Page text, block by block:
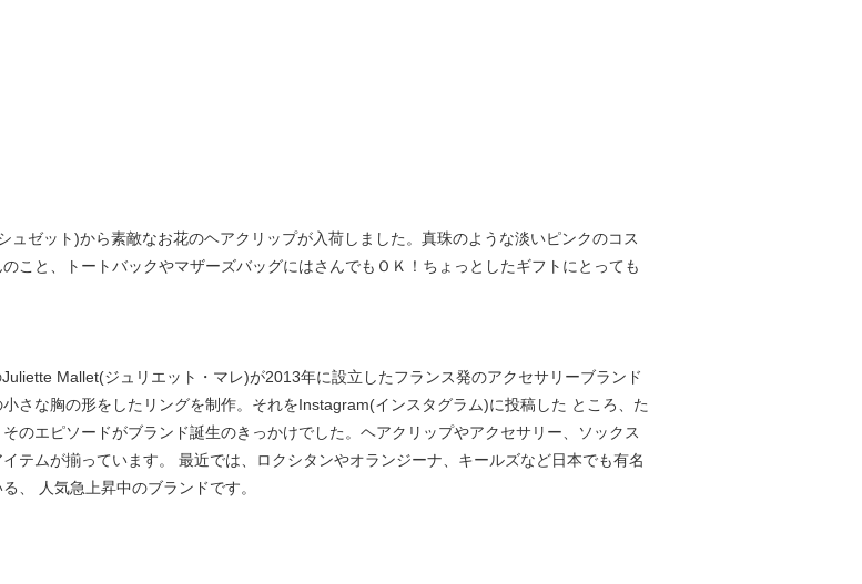
ゼット)から素敵なお花のヘアクリップが入荷しました。真珠のような淡いピンクのコス
こと、トートバックやマザーズバッグにはさんでもＯＫ！ちょっとしたギフトにとっても
Mallet(ジュリエット・マレ)が2013年に設立したフランス発のアクセサリーブランド
さな胸の形をしたリングを制作。それをInstagram(インスタグラム)に投稿した ところ、た
のエピソードがブランド誕生のきっかけでした。ヘアクリップやアクセサリー、ソックス
テムが揃っています。 最近では、ロクシタンやオランジーナ、キールズなど日本でも有名
、 人気急上昇中のブランドです。